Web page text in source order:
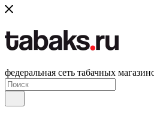
федеральная сеть табачных